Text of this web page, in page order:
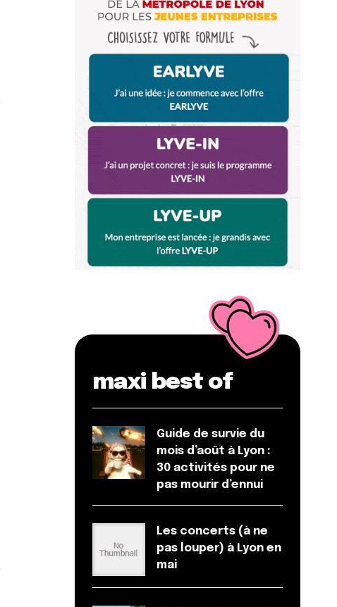
maxi best of
Guide de survie du
mois d’août à Lyon :
30 activités pour ne
pas mourir d’ennui
Les concerts (à ne
pas louper) à Lyon en
mai